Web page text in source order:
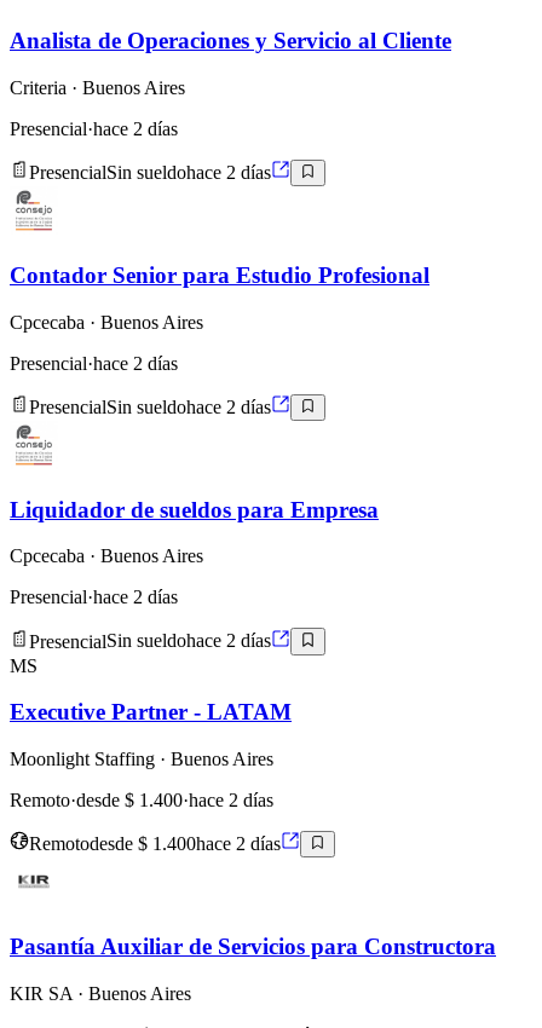
Analista de Operaciones y Servicio al Cliente
Criteria · Buenos Aires
Presencial·hace 2 días
PresencialSin sueldohace 2 días
Contador Senior para Estudio Profesional
Cpcecaba · Buenos Aires
Presencial·hace 2 días
PresencialSin sueldohace 2 días
Liquidador de sueldos para Empresa
Cpcecaba · Buenos Aires
Presencial·hace 2 días
PresencialSin sueldohace 2 días
MS
Executive Partner - LATAM
Moonlight Staffing · Buenos Aires
Remoto·desde $ 1.400·hace 2 días
Remotodesde $ 1.400hace 2 días
Pasantía Auxiliar de Servicios para Constructora
KIR SA · Buenos Aires